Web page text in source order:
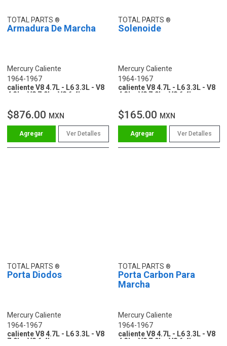
TOTAL PARTS
Armadura De Marcha
Mercury Caliente
1964-1967
caliente V8 4.7L - L6 3.3L - V8
4.3L - V8 7.0L - V8 6.4L
$876.00 MXN
Ver Detalles
TOTAL PARTS
Solenoide
Mercury Caliente
1964-1967
caliente V8 4.7L - L6 3.3L - V8
4.3L - V8 7.0L - V8 6.4L
$165.00 MXN
Ver Detalles
TOTAL PARTS
Porta Diodos
Mercury Caliente
1964-1967
caliente V8 4.7L - L6 3.3L - V8
7.0L - V8 6.4L
TOTAL PARTS
Porta Carbon Para
Marcha
Mercury Caliente
1964-1967
caliente V8 4.7L - L6 3.3L - V8
4.3L - V8 7.0L - V8 6.4L